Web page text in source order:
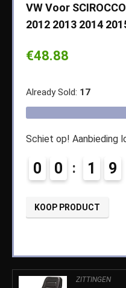
VW Voor
2012 2013 2014
€48.88
Already Sold: 17
Schiet op! Aanbieding
0 0 1 9
KOOP PRODUCT
ZITTINGEN